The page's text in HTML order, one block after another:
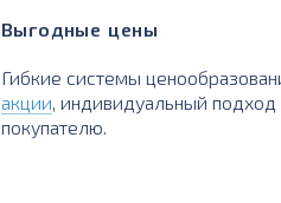
Выгодные цены
Гибкие системы
акции, индивидуальный
покупателю.